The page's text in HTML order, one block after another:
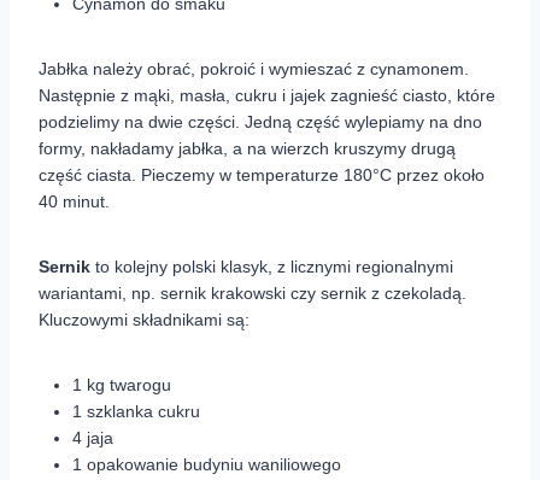
Cynamon do smaku
Jabłka należy obrać, pokroić i wymieszać z cynamonem.
Następnie z mąki, masła, cukru i jajek zagnieść ciasto, które
podzielimy na dwie części. Jedną część wylepiamy na dno
formy, nakładamy jabłka, a na wierzch kruszymy drugą
część ciasta. Pieczemy w temperaturze 180°C przez około
40 minut.
Sernik to kolejny polski klasyk, z licznymi regionalnymi
wariantami, np. sernik krakowski czy sernik z czekoladą.
Kluczowymi składnikami są:
1 kg twarogu
1 szklanka cukru
4 jaja
1 opakowanie budyniu waniliowego